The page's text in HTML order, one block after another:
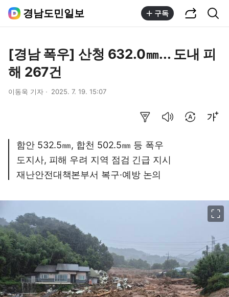
경남도민일보 구독
[경남 폭우] 산청 632.0㎜... 도내 피
해 267건
이동욱 기자 2025. 7. 19. 15:07
함안 532.5㎜, 합천 502.5㎜ 등 폭우
도지사, 피해 우려 지역 점검 긴급 지시
재난안전대책본부서 복구·예방 논의